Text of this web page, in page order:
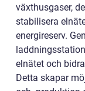
växthusgaser,
stabilisera
energireserv.
elnätet och
Detta skapar